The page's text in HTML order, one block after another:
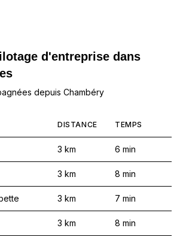
d'entreprise dans
depuis Chambéry
DISTANCE TEMPS
3 km 6 min
3 km 8 min
3 km 7 min
3 km 8 min